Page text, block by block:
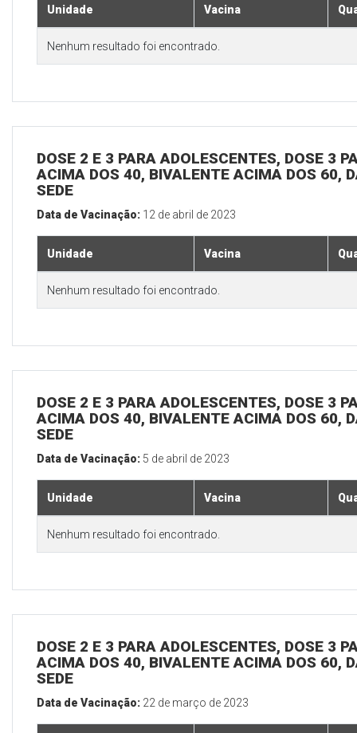
Unidade Vacina
Nenhum resultado foi encontrado.
DOSE 2 E 3 PARA ADOLESCENTES, DOSE 3
ACIMA DOS 40, BIVALENTE ACIMA DOS 60,
SEDE
Data de Vacinação: 12 de abril de 2023
Unidade Vacina
Nenhum resultado foi encontrado.
DOSE 2 E 3 PARA ADOLESCENTES, DOSE 3
ACIMA DOS 40, BIVALENTE ACIMA DOS 60,
SEDE
Data de Vacinação: 5 de abril de 2023
Unidade Vacina
Nenhum resultado foi encontrado.
DOSE 2 E 3 PARA ADOLESCENTES, DOSE 3
ACIMA DOS 40, BIVALENTE ACIMA DOS 60,
SEDE
Data de Vacinação: 22 de março de 2023